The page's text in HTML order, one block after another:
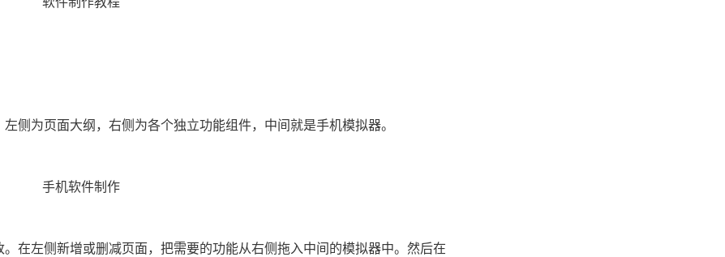
侧为页面大纲，右侧为各个独立功能组件，中间就是手机模拟器。
在左侧新增或删减页面，把需要的功能从右侧拖入中间的模拟器中。然后在